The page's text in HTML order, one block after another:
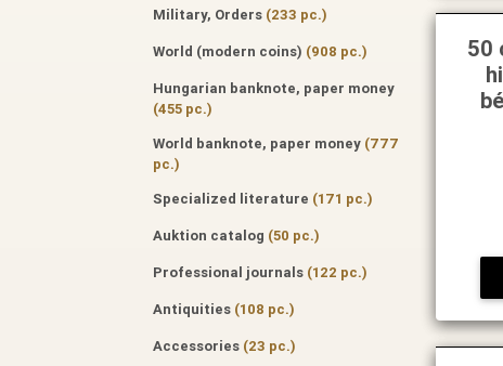
Military, Orders (233 pc.)
World (modern coins) (908 pc.)
Hungarian banknote, paper money
(455 pc.)
World banknote, paper money (777
pc.)
Specialized literature (171 pc.)
Auktion catalog (50 pc.)
Professional journals (122 pc.)
Antiquities (108 pc.)
Accessories (23 pc.)
50